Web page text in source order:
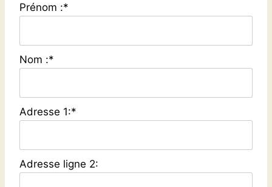
Prénom :*
Nom :*
Adresse 1:*
Adresse ligne 2: